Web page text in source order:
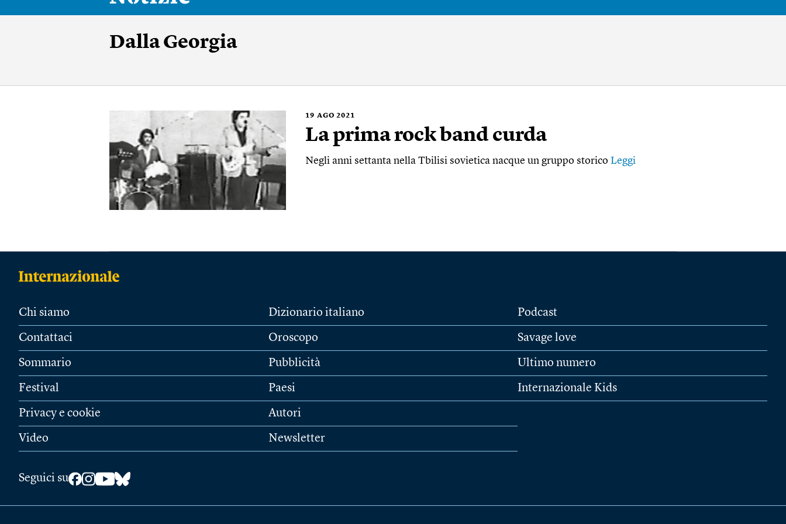
Dalla Georgia
19 AGO 2021
La prima rock band curda
Negli anni settanta nella Tbilisi sovietica nacque un gruppo storico Leggi
Chi siamo
Contattaci
Sommario
Festival
Privacy e cookie
Video
Dizionario italiano
Oroscopo
Pubblicità
Paesi
Autori
Newsletter
Podcast
Savage love
Ultimo numero
Internazionale Kids
Seguici su